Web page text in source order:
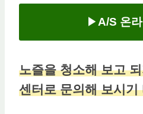
▶ A/S 온
노즐을 청소해 보고
센터로 문의해 보시기